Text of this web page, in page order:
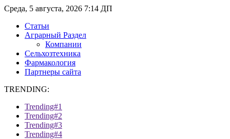
Среда, 5 августа, 2026 7:14 ДП
Статьи
Аграрный Раздел
Компании
Сельхозтехника
Фармакология
Партнеры сайта
TRENDING:
Trending#1
Trending#2
Trending#3
Trending#4